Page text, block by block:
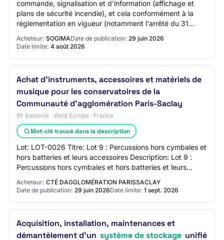
commande, signalisation et d'information (affichage et
plans de sécurité incendie), et cela conformément à la
réglementation en vigueur (notamment l'arrêté du 31
Acheteur: SOGIMADate de publication: 29 juin 2026
Date limite: 4 août 2026
Achat d'instruments, accessoires et matériels de
musique pour les conservatoires de la
Communauté d'agglomération Paris-Saclay
91-Essonne · West Europe · France
Mot-clé trouvé dans la description
Lot: LOT-0026 Titre: Lot 9 : Percussions hors cymbales et
hors batteries et leurs accessoires Description: Lot 9 :
Percussions hors cymbales et hors batteries et leurs
accessoires Identifiant interne…
Acheteur: CTÉ DAGGLOMÉRATION PARISSACLAY
Date de publication: 29 juin 2026Date limite: 1 sept. 2026
Acquisition, installation, maintenances et
démantèlement d'un système de stockage unifié